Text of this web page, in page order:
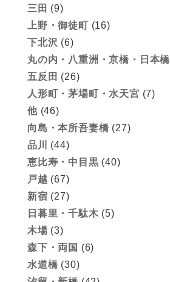
三田 (9)
上野・御徒町 (16)
下北沢 (6)
丸の内・八重洲・京橋・日本橋
五反田 (26)
人形町・茅場町・水天宮 (7)
他(46)
向島・本所吾妻橋 (27)
品川
(44)
恵比寿・中目黒 (40)
戸越 (67)
新宿 (27)
日暮里・千駄木 (5)
木場 (3)
森下・両国 (6)
水道橋 (30)